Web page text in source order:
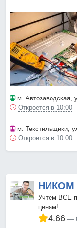
м. Автозаводская,
Откроется в 10:00
м. Текстильщики,
Откроется в 10:00
НИКОМ
Учтем ВСЕ
ценам!
4.66